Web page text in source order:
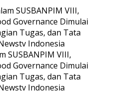
SUSBANPIM VIII,
Governance Dimulai
Tugas, dan Tata
Indonesia